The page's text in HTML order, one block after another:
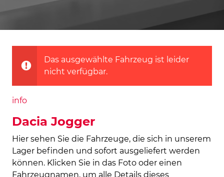
Das ausgewählte Fahrzeug ist leider
nicht verfügbar.
info
Dacia Jogger
Hier sehen Sie die Fahrzeuge, die sich in unserem
Lager befinden und sofort ausgeliefert werden
können. Klicken Sie in das Foto oder einen
Fahrzeugnamen, um alle Details dieses